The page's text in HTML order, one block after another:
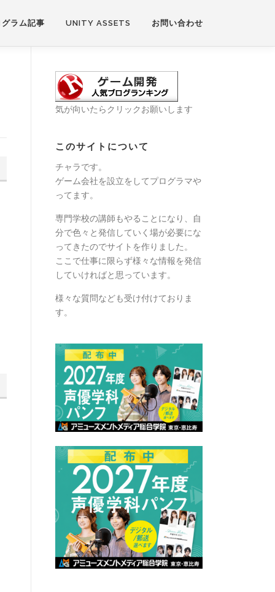
グラム記事 UNITY ASSETS お問い合わせ
気が向いたらクリックお願いします
このサイトについて
チャラです。
ゲーム会社を設立をしてプログラマや
ってます。
専門学校の講師もやることになり、自
分で色々と発信していく場が必要にな
ってきたのでサイトを作りました。
ここで仕事に限らず様々な情報を発信
していければと思っています。
様々な質問なども受け付けておりま
す。